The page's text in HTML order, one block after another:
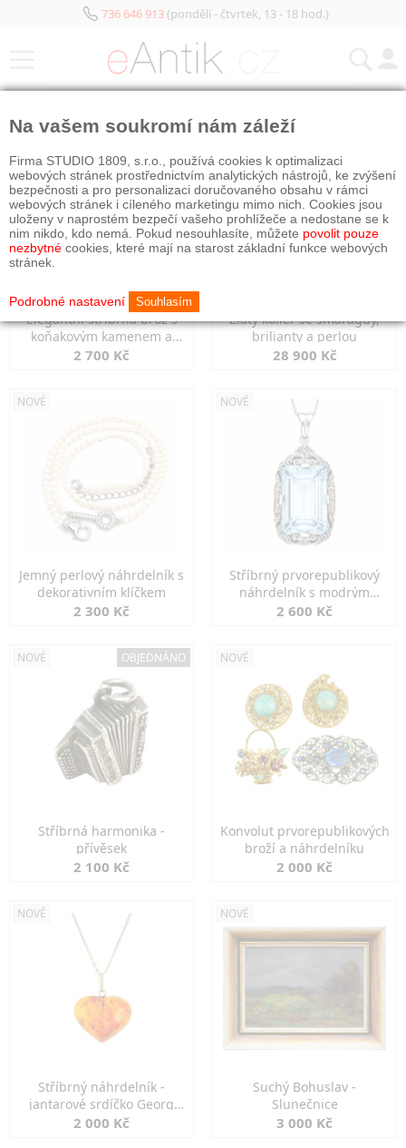
736 646 913(pondělí - čtvrtek, 13 - 18 hod.)
Elegantní stříbrná brož s
koňakovým kamenem a
markazity
2 700 Kč
Zlatý kolier se smaragdy,
brilianty a perlou
28 900 Kč
NOVÉ
Jemný perlový náhrdelník s
dekorativním klíčkem
2 300 Kč
NOVÉ
Stříbrný prvorepublikový
náhrdelník s modrým
spinelem
2 600 Kč
NOVÉ OBJEDNÁNO
Stříbrná harmonika -
přívěsek
2 100 Kč
NOVÉ
Konvolut prvorepublikových
broží a náhrdelníku
2 000 Kč
NOVÉ
Stříbrný náhrdelník -
jantarové srdíčko Georg
Kramer
2 000 Kč
NOVÉ
Suchý Bohuslav -
Slunečnice
3 000 Kč
Na vašem soukromí nám záleží
Firma STUDIO 1809, s.r.o., používá cookies k optimalizaci
webových stránek prostřednictvím analytických nástrojů, ke zvýšení
bezpečnosti a pro personalizaci doručovaného obsahu v rámci
webových stránek i cíleného marketingu mimo nich. Cookies jsou
uloženy v naprostém bezpečí vašeho prohlížeče a nedostane se k
nim nikdo, kdo nemá. Pokud nesouhlasíte, můžete povolit pouze
nezbytné cookies, které mají na starost základní funkce webových
stránek.
Podrobné nastavení Souhlasím